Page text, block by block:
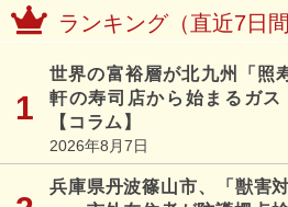
ランキング（直近7日間
世界の富裕層が北九州「照
軒の寿司店から始まるガ
【コラム】
2026年8月7日
兵庫県丹波篠山市、「獣害